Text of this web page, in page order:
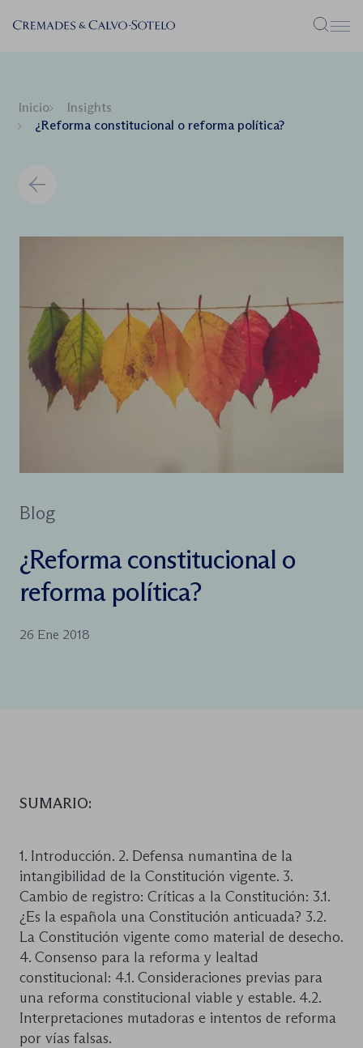
Menú
Inicio
Insights
¿Reforma constitucional o reforma política?
Blog
¿Reforma constitucional o
reforma política?
26 Ene 2018
SUMARIO:
1. Introducción. 2. Defensa numantina de la
intangibilidad de la Constitución vigente. 3.
Cambio de registro: Críticas a la Constitución: 3.1.
¿Es la española una Constitución anticuada? 3.2.
La Constitución vigente como material de desecho.
4. Consenso para la reforma y lealtad
constitucional: 4.1. Consideraciones previas para
una reforma constitucional viable y estable. 4.2.
Interpretaciones mutadoras e intentos de reforma
por vías falsas.